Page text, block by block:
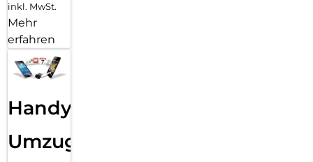
inkl. MwSt.
Mehr
erfahren
Handy
Umzug